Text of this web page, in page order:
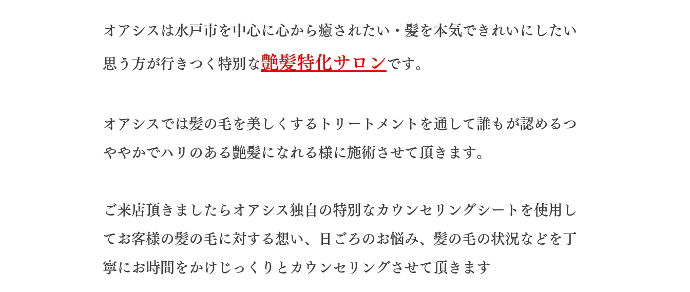
オアシスは水戸市を中心に心から癒されたい・髪を本気できれいにしたい
思う方が行きつく特別な艶髪特化サロンです。
​オアシスでは髪の毛を美しくするトリートメントを通して誰もが認めるつ
ややかでハリのある艶髪になれる様に施術させて頂きます。
ご来店頂きましたらオアシス独自の特別なカウンセリングシートを使用し
てお客様の髪の毛に対する想い、日ごろのお悩み、髪の毛の状況などを丁
寧にお時間をかけじっくりとカウンセリングさせて頂きます